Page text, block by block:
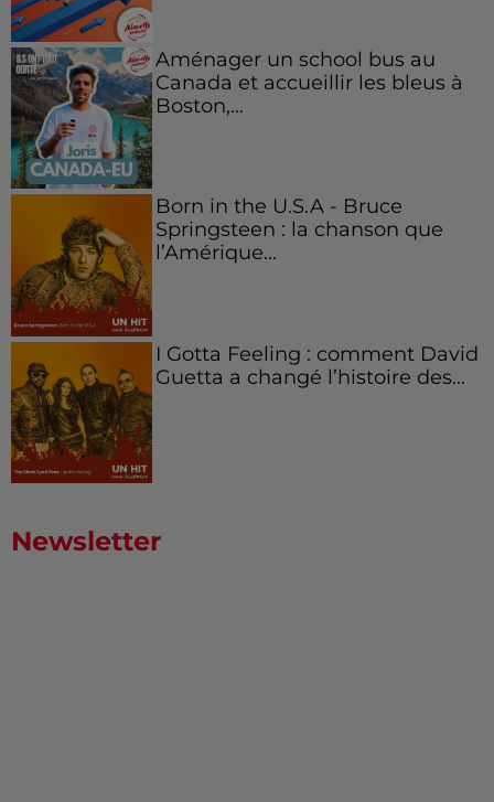
Aménager un school bus au
Canada et accueillir les bleus à
Boston,...
Born in the U.S.A - Bruce
Springsteen : la chanson que
l’Amérique...
I Gotta Feeling : comment David
Guetta a changé l’histoire des...
Newsletter